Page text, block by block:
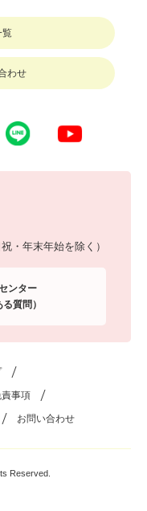
覧
わせ
・年末年始を除く）
ンター
る質問）
責事項
お問い合わせ
Reserved.